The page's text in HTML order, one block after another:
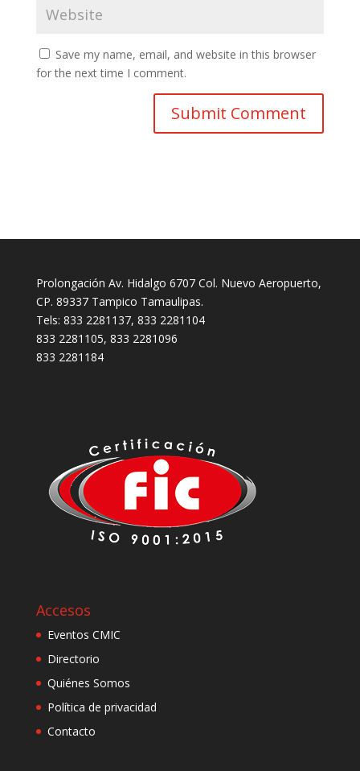
Save my name, email, and website in this browser
for the next time I comment.
Prolongación Av. Hidalgo 6707 Col. Nuevo Aeropuerto,
CP. 89337 Tampico Tamaulipas.
Tels: 833 2281137, 833 2281104
833 2281105, 833 2281096
833 2281184
Accesos
Eventos CMIC
Directorio
Quiénes Somos
Política de privacidad
Contacto